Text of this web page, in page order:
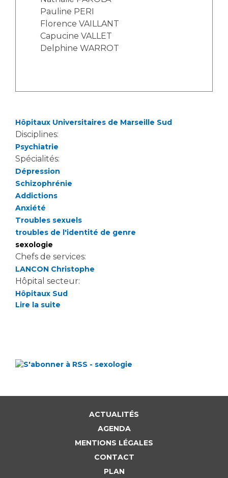
Qualité
Sécurité
Les recherches en santé à l’AP-HM
Lieu de santé sans tabac
Liste des marchés conclus
Documents utiles
Pauline PERI
Florence VAILLANT
Capucine VALLET
Delphine WARROT
Hôpitaux Universitaires de Marseille Sud
Disciplines:
Psychiatrie
Spécialités:
Dépression
Schizophrénie
Addictions
Anxiété
Troubles sexuels
troubles de l'identité de genre
sexologie
Chefs de services:
LANCON Christophe
Hôpital secteur:
Hôpitaux Sud
Lire la suite
ACTUALITÉS
AGENDA
MENTIONS LÉGALES
CONTACT
PLAN